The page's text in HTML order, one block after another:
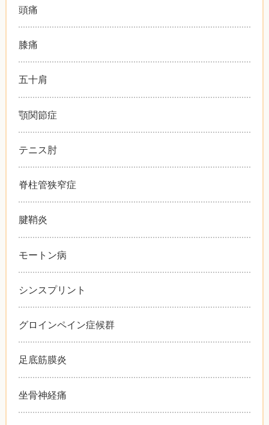
頭痛
膝痛
五十肩
顎関節症
テニス肘
脊柱管狭窄症
腱鞘炎
モートン病
シンスプリント
グロインペイン症候群
足底筋膜炎
坐骨神経痛